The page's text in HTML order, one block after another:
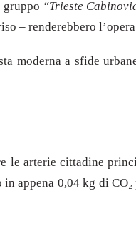
“Trieste
– renderebbero
moderna a sfide
le arterie cittadine
appena 0,04 kg di